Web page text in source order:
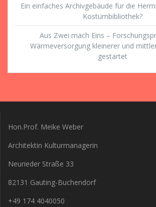
Ein einfaches Archivgebäude für die
Kostümbibliothek?
Aus Zwei mach Eins –
Wärmeversorgung kleinerer und
gestartet
Hon.Prof. Meike Weber
Architektin Kulturmanagerin
Neurieder Straße 33
82131 Gauting-Buchendorf
+49 174 4040050